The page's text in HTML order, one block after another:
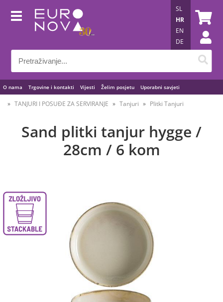
O nama Trgovine i kontakti Vijesti Želim posjetu Uporabni savjeti
SL
HR
EN
DE
TANJURI I POSUĐE ZA SERVIRANJE Tanjuri Plitki Tanjuri
Sand plitki tanjur hygge /
28cm / 6 kom